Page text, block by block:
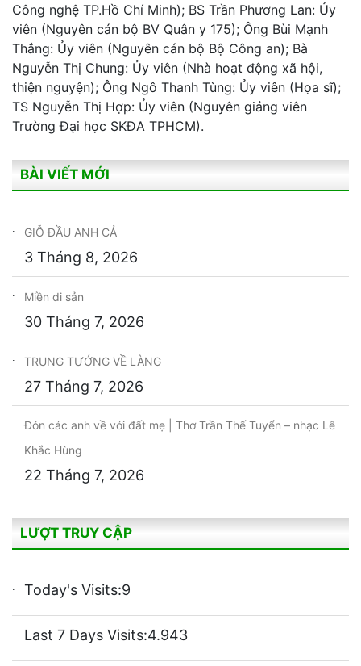
Công nghệ TP.Hồ Chí Minh); BS Trần Phương Lan: Ủy
viên (Nguyên cán bộ BV Quân y 175); Ông Bùi Mạnh
Thắng: Ủy viên (Nguyên cán bộ Bộ Công an); Bà
Nguyễn Thị Chung: Ủy viên (Nhà hoạt động xã hội,
thiện nguyện); Ông Ngô Thanh Tùng: Ủy viên (Họa sĩ);
TS Nguyễn Thị Hợp: Ủy viên (Nguyên giảng viên
Trường Đại học SKĐA TPHCM).
BÀI VIẾT MỚI
GIỖ ĐẦU ANH CẢ
3 Tháng 8, 2026
Miền di sản
30 Tháng 7, 2026
TRUNG TƯỚNG VỀ LÀNG
27 Tháng 7, 2026
Đón các anh về với đất mẹ | Thơ Trần Thế Tuyển – nhạc Lê
Khắc Hùng
22 Tháng 7, 2026
LƯỢT TRUY CẬP
Today's Visits:9
Last 7 Days Visits:4.943